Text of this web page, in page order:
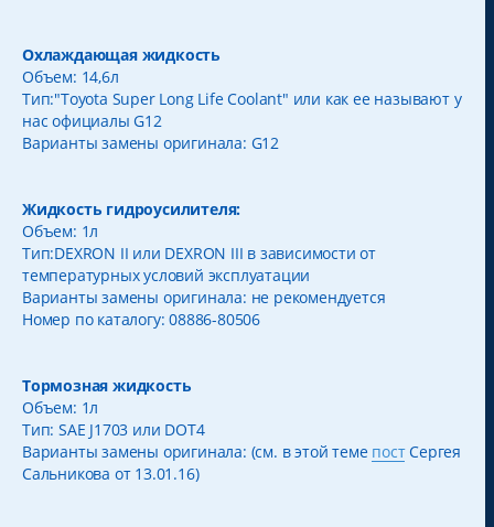
Охлаждающая жидкость
Объем: 14,6л
Тип:"Toyota Super Long Life Coolant" или как ее называют у
нас официалы G12
Варианты замены оригинала: G12
Жидкость гидроусилителя:
Объем: 1л
Тип:DEXRON II или DEXRON III в зависимости от
температурных условий эксплуатации
Варианты замены оригинала: не рекомендуется
Номер по каталогу: 08886-80506
Тормозная жидкость
Объем: 1л
Тип: SAE J1703 или DOT4
Варианты замены оригинала: (см. в этой теме постСергея
Сальникова от 13.01.16)